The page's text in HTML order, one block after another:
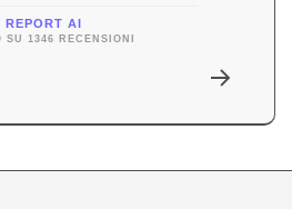
REPORT AI
SU 1346 RECENSIONI